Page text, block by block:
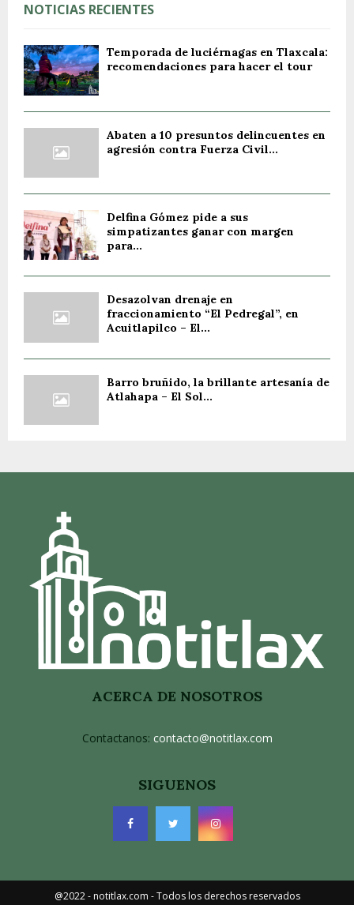
NOTICIAS RECIENTES
Temporada de luciérnagas en Tlaxcala:
recomendaciones para hacer el tour
Abaten a 10 presuntos delincuentes en
agresión contra Fuerza Civil...
Delfina Gómez pide a sus
simpatizantes ganar con margen
para...
Desazolvan drenaje en
fraccionamiento “El Pedregal”, en
Acuitlapilco – El...
Barro bruñido, la brillante artesanía de
Atlahapa – El Sol...
ACERCA DE NOSOTROS
Contactanos: contacto@notitlax.com
SIGUENOS
@2022 - notitlax.com - Todos los derechos reservados